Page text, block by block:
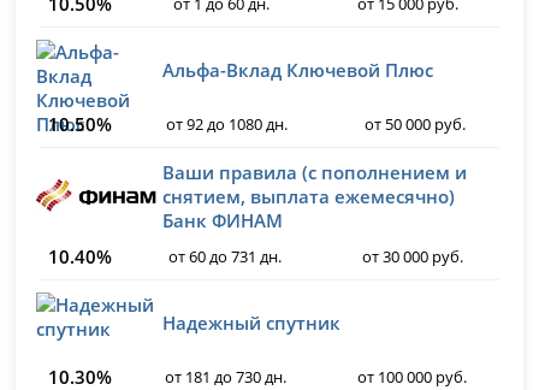
Альфа-Вклад Ключевой Плюс
10.50% от 92 до 1080 дн. от 50 000 руб.
Ваши правила (с пополнением и
снятием, выплата ежемесячно)
Банк ФИНАМ
10.40%
от 60 до 731 дн. от 30 000 руб.
Надежный спутник
10.30% от 181 до 730 дн. от 100 000 руб.